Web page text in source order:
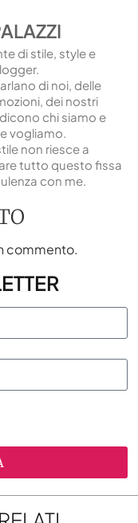
di stile, style e
di noi, delle
dei nostri
chi siamo e
vogliamo.
non riesce a
tutto questo fissa
con me.
commento.